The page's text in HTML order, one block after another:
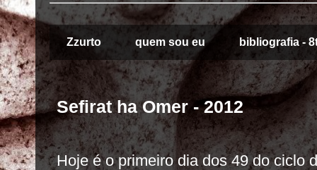
Zzurto quem sou eu bibliografia -
Sefirat ha Omer - 2012
Hoje é o primeiro dia dos 49 do ciclo